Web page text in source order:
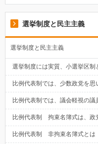
選挙制度と民主主義
選挙制度と民主主義
選挙制度には実質、小選挙区
比例代表制では、少数政党を
比例代表制では、議会軽視の
比例代表制 拘束名簿式は、政
比例代表制 非拘束名簿式とは